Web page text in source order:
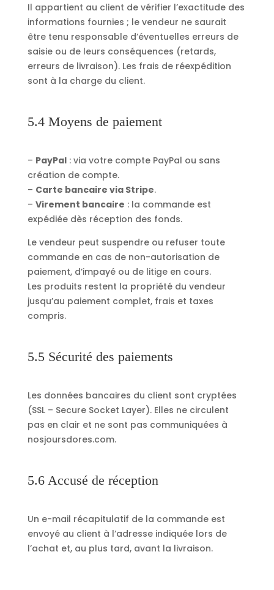
Il appartient au client de vérifier l’exactitude des
informations fournies ; le vendeur ne saurait
être tenu responsable d’éventuelles erreurs de
saisie ou de leurs conséquences (retards,
erreurs de livraison). Les frais de réexpédition
sont à la charge du client.
5.4 Moyens de paiement
– PayPal: via votre compte PayPal ou sans
création de compte.
– Carte bancaire via Stripe.
– Virement bancaire : la commande est
expédiée dès réception des fonds.
Le vendeur peut suspendre ou refuser toute
commande en cas de non-autorisation de
paiement, d’impayé ou de litige en cours.
Les produits restent la propriété du vendeur
jusqu’au paiement complet, frais et taxes
compris.
5.5 Sécurité des paiements
Les données bancaires du client sont cryptées
(SSL – Secure Socket Layer). Elles ne circulent
pas en clair et ne sont pas communiquées à
nosjoursdores.com.
5.6 Accusé de réception
Un e-mail récapitulatif de la commande est
envoyé au client à l’adresse indiquée lors de
l’achat et, au plus tard, avant la livraison.